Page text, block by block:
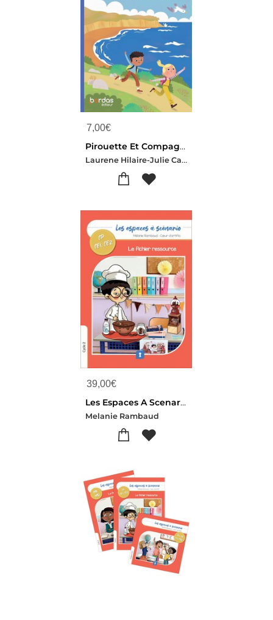
7,00€
Pirouette Et Compagnie : Francais ; Ce1 ; Cahier D'exercices (edition 2026)
Laurene Hilaire-Julie Castiglione-Maud Lefevre-mournetas-Aurelie Chichery-Cecile Volf-A Lamalle-cabarrus
39,00€
Les Espaces A Scenario : Fichiers Cycle 3
Melanie Rambaud